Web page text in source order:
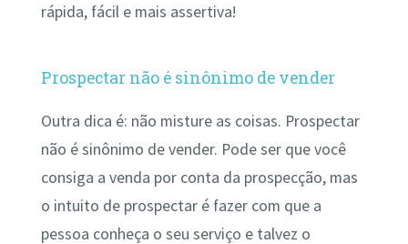
rápida, fácil e mais assertiva!
Prospectar não é sinônimo de vender
Outra dica é: não misture as coisas. Prospectar
não é sinônimo de vender. Pode ser que você
consiga a venda por conta da prospecção, mas
o intuito de prospectar é fazer com que a
pessoa conheça o seu serviço e talvez o